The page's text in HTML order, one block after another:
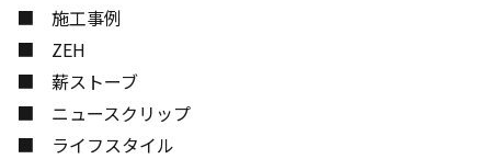
施工事例
ZEH
薪ストーブ
ニュースクリップ
ライフスタイル